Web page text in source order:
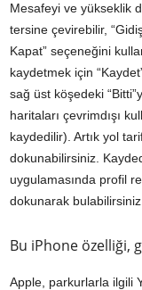
Mesafeyi ve yükseklik
tersine çevirebilir,
Kapat” seçeneğini
kaydetmek için
sağ üst köşedeki
haritaları çevrimdışı
kaydedilir). Artık yol
dokunabilirsiniz.
uygulamasında profil
dokunarak
Bu iPhone özelliği,
Apple, parkurlarla ilgili